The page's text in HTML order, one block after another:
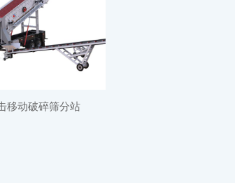
移动破碎筛分站